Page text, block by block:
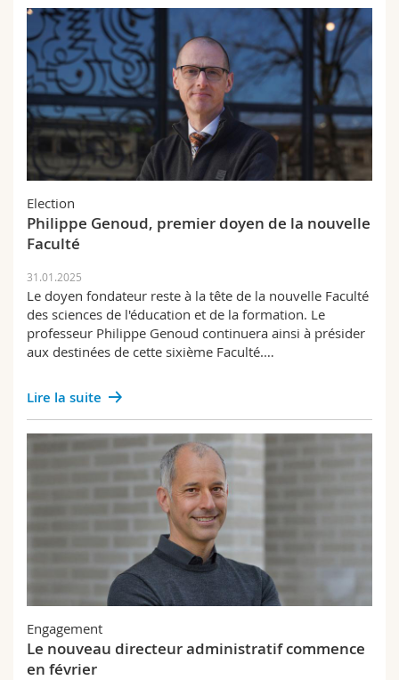
Election
Philippe Genoud, premier doyen de la nouvelle
Faculté
31.01.2025
Le doyen fondateur reste à la tête de la nouvelle Faculté
des sciences de l'éducation et de la formation. Le
professeur Philippe Genoud continuera ainsi à présider
aux destinées de cette sixième Faculté.…
Lire la suite
Engagement
Le nouveau directeur administratif commence
en février